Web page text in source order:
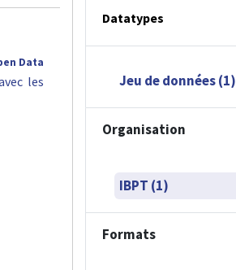
Data
les
Datatypes
Jeu de données (1)
Organisation
IBPT (1)
Formats